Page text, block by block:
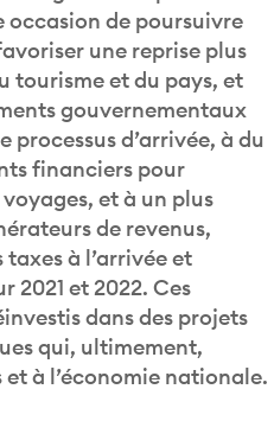
occasion de poursuivre
une reprise plus
tourisme et du pays, et
gouvernementaux
d’arrivée, à du
financiers pour
et à un plus
de revenus,
à l’arrivée et
2021 et 2022. Ces
dans des projets
qui, ultimement,
à l’économie nationale.